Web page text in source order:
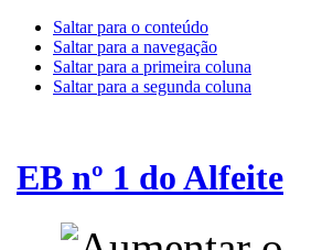
Saltar para o conteúdo
Saltar para a navegação
Saltar para a primeira coluna
Saltar para a segunda coluna
EB nº 1 do Alfeite